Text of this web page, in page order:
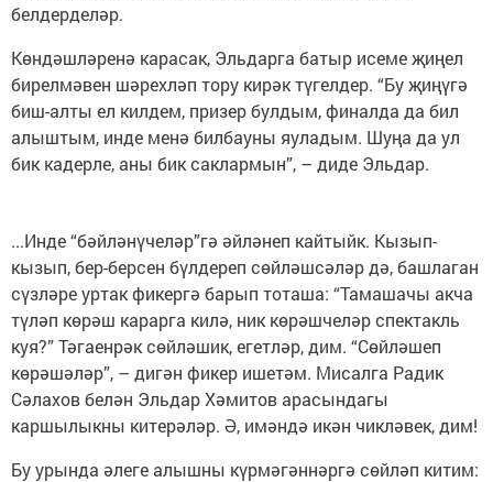
белдерделәр.
Көндәшләренә карасак, Эльдарга батыр исеме җиңел
бирелмәвен шәрехләп тору кирәк түгелдер. “Бу җиңүгә
биш-алты ел килдем, призер булдым, финалда да бил
алыштым, инде менә билбауны яуладым. Шуңа да ул
бик кадерле, аны бик саклармын”, – диде Эльдар.
...Инде “бәйләнүчеләр”гә әйләнеп кайтыйк. Кызып-
кызып, бер-берсен бүлдереп сөйләшсәләр дә, башлаган
сүзләре уртак фикергә барып тоташа: “Тамашачы акча
түләп көрәш карарга килә, ник көрәшчеләр спектакль
куя?” Тәгаенрәк сөйләшик, егетләр, дим. “Сөйләшеп
көрәшәләр”, – дигән фикер ишетәм. Мисалга Радик
Сәлахов белән Эльдар Хәмитов арасындагы
каршылыкны китерәләр. Ә, имәндә икән чикләвек, дим!
Бу урында әлеге алышны күрмәгәннәргә сөйләп китим: